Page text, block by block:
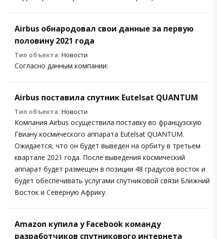
Airbus обнародовал свои данные за первую
половину 2021 года
Тип объекта: Новости
Согласно данным компании:
Airbus поставила спутник Eutelsat QUANTUM
Тип объекта: Новости
Компания Airbus осуществила поставку во французскую
Гвиану космического аппарата Eutelsat QUANTUM.
Ожидается, что он будет выведен на орбиту в третьем
квартале 2021 года. После выведения космический
аппарат будет размещен в позиции 48 градусов восток и
будет обеспечивать услугами спутниковой связи Ближний
Восток и Северную Африку.
Amazon купила у Facebook команду
разработчиков спутникового интернета